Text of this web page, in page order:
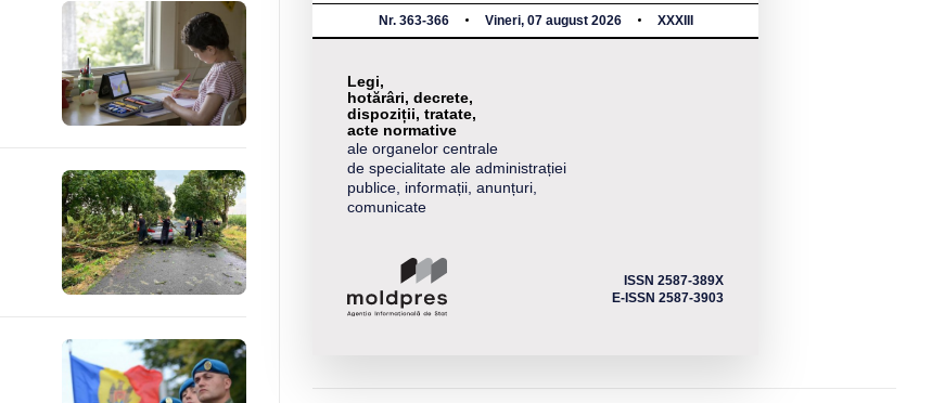
Nr. 363-366 Vineri, 07 august 2026 XXXIII
Legi,
hotărâri, decrete,
dispoziții, tratate,
acte normative
ale organelor centrale
de specialitate ale administrației
publice, informații, anunțuri,
comunicate
ISSN 2587-389X
E-ISSN 2587-3903